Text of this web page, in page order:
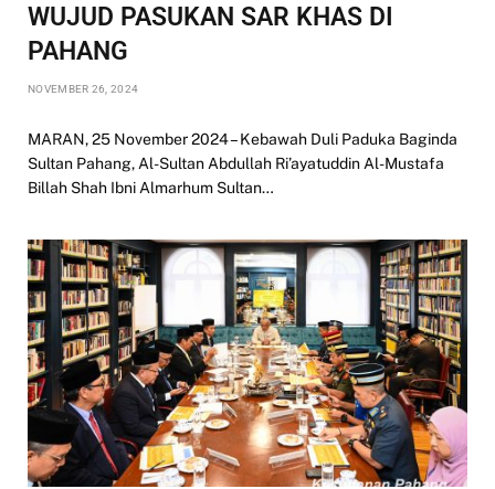
WUJUD PASUKAN SAR KHAS DI
PAHANG
NOVEMBER 26, 2024
MARAN, 25 November 2024 – Kebawah Duli Paduka Baginda
Sultan Pahang, Al-Sultan Abdullah Ri’ayatuddin Al-Mustafa
Billah Shah Ibni Almarhum Sultan…